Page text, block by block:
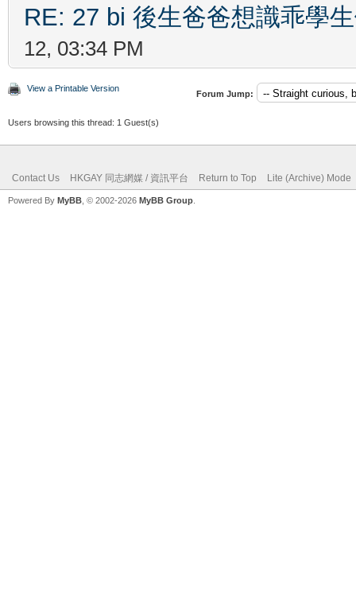
RE: 27 bi 後生爸爸想識乖學
12, 03:34 PM
View a Printable Version
Forum Jump:
Users browsing this thread: 1 Guest(s)
Contact Us HKGAY 同志網媒 / 資訊平台 Return to Top Lite (Archive) Mode
Powered By MyBB , © 2002-2026 MyBB Group